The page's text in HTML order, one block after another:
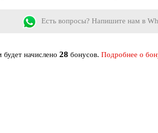
Есть вопросы? Напишите нам в
будет начислено 28 бонусов. Подробнее о